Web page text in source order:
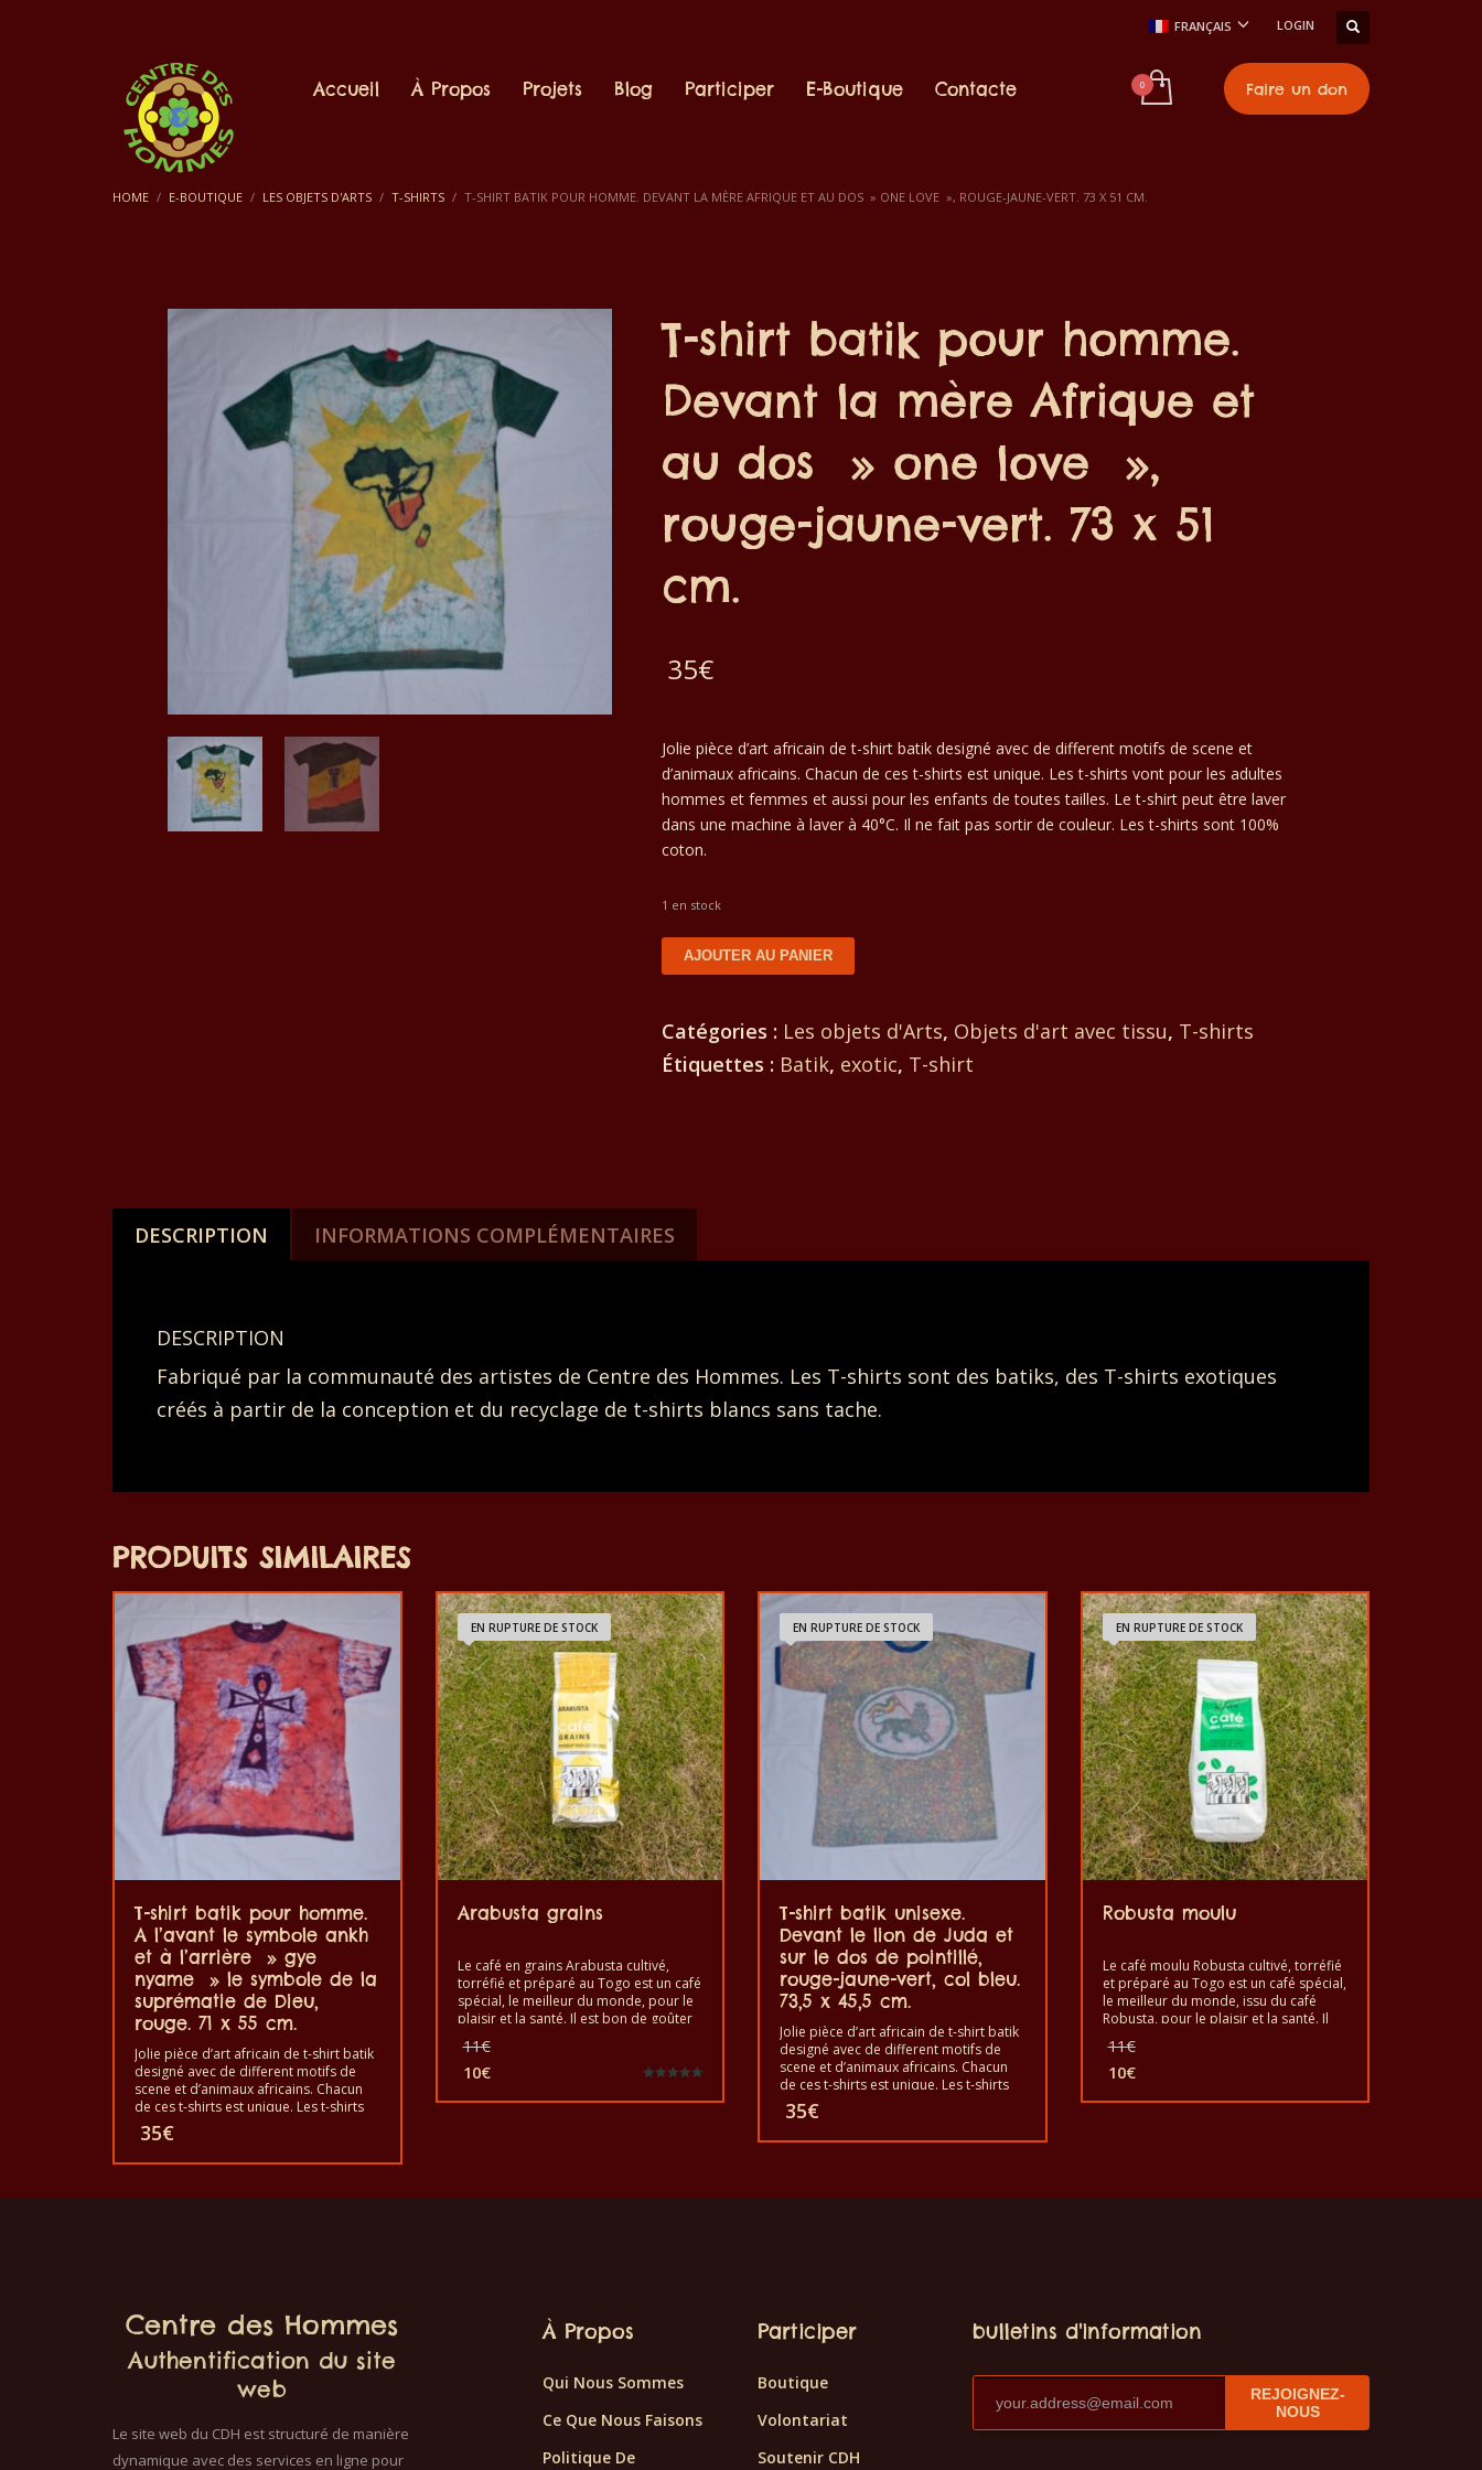
FRANÇAIS LOGIN
Accueil À Propos Projets Blog Participer E-Boutique Contacte Faire un don
HOME E-BOUTIQUE LES OBJETS D'ARTS T-SHIRTS T-SHIRT BATIK POUR HOMME. DEVANT LA MÈRE AFRIQUE ET AU DOS » ONE LOVE », ROUGE-JAUNE-VERT. 73 X 51 CM.
T-shirt batik pour homme.
Devant la mère Afrique et
au dos » one love »,
rouge-jaune-vert. 73 x 51
cm.
35€
Jolie pièce d’art africain de t-shirt batik designé avec de different motifs de scene et
d’animaux africains. Chacun de ces t-shirts est unique. Les t-shirts vont pour les adultes
hommes et femmes et aussi pour les enfants de toutes tailles. Le t-shirt peut être laver
dans une machine à laver à 40°C. Il ne fait pas sortir de couleur. Les t-shirts sont 100%
coton.
1 en stock
quantité
T-
shirt
batik
la
mère
dos
''
vert.
73
x
51
cm.
AJOUTER AU PANIER
Catégories : Les objets d'Arts, Objets d'art avec tissu, T-shirts
Étiquettes : Batik, exotic, T-shirt
DESCRIPTION INFORMATIONS COMPLÉMENTAIRES
DESCRIPTION
Fabriqué par la communauté des artistes de Centre des Hommes. Les T-shirts sont des batiks, des T-shirts exotiques
créés à partir de la conception et du recyclage de t-shirts blancs sans tache.
PRODUITS SIMILAIRES
T-shirt batik pour homme.
A l’avant le symbole ankh
et à l’arrière » gye
nyame » le symbole de la
suprématie de Dieu,
rouge. 71 x 55 cm.
Jolie pièce d’art africain de t-shirt batik
designé avec de different motifs de
scene et d’animaux africains. Chacun
de ces t-shirts est unique. Les t-shirts
vont pour les adultes hommes et
femmes et aussi pour les enfants de
toutes tailles. Le t-shirt peut être lavé
de couleur. Les t-shirts sont 100%
35€
EN RUPTURE DE STOCK
Arabusta grains
Le café en grains Arabusta cultivé,
torréfié et préparé au Togo est un café
spécial, le meilleur du monde, pour le
plaisir et la santé. Il est bon de goûter
C’est un produit sain au goût de qualité
et fabriqué à la main.
11€
était :
10€
prix
5.00
EN RUPTURE DE STOCK
T-shirt batik unisexe.
Devant le lion de Juda et
sur le dos de pointillé,
rouge-jaune-vert, col bleu.
73,5 x 45,5 cm.
Jolie pièce d’art africain de t-shirt batik
designé avec de different motifs de
scene et d’animaux africains. Chacun
de ces t-shirts est unique. Les t-shirts
vont pour les adultes hommes et
femmes et aussi pour les enfants de
toutes tailles. Le t-shirt peut être laver
35€
EN RUPTURE DE STOCK
Robusta moulu
Le café moulu Robusta cultivé, torréfié
et préparé au Togo est un café spécial,
le meilleur du monde, issu du café
Robusta, pour le plaisir et la santé. Il
moulu Robusta. C’est un produit sain
au goût de qualité et fabriqué à la
11€
était :
10€
prix
Centre des Hommes
Authentification du site
web
Le site web du CDH est structuré de manière
dynamique avec des services en ligne pour
À Propos
Qui Nous Sommes
Ce Que Nous Faisons
Politique De
Participer
Boutique
Volontariat
Soutenir CDH
bulletins d'information
REJOIGNEZ-
NOUS